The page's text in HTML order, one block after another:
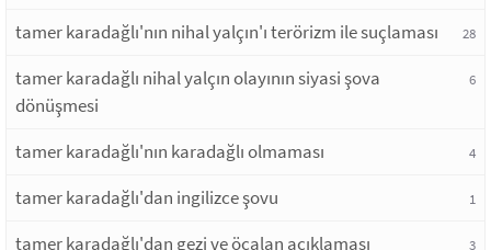
tamer karadağlı'nın nihal yalçın'ı terörizm ile suçlaması 28
tamer karadağlı nihal yalçın olayının siyasi şova
dönüşmesi
6
tamer karadağlı'nın karadağlı olmaması 4
tamer karadağlı'dan ingilizce şovu 1
tamer karadağlı'dan gezi ve öcalan açıklaması 3